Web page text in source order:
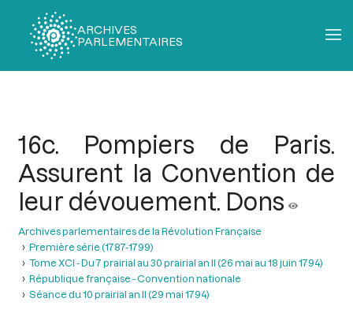
ARCHIVES
PARLEMENTAIRES
16c. Pompiers de Paris.
Assurent la Convention de
leur dévouement. Dons
Archives parlementaires de la Révolution Française
Première série (1787-1799)
Tome XCI - Du 7 prairial au 30 prairial an II (26 mai au 18 juin 1794)
République française - Convention nationale
Séance du 10 prairial an II (29 mai 1794)